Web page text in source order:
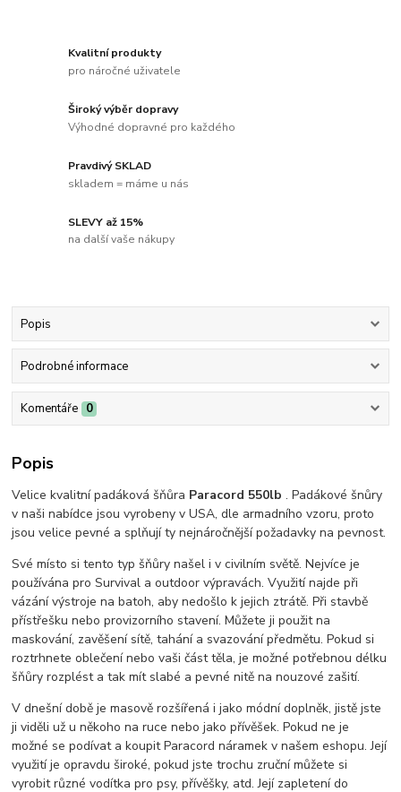
Kvalitní produkty
pro náročné uživatele
Široký výběr dopravy
Výhodné dopravné pro každého
Pravdivý SKLAD
skladem = máme u nás
SLEVY až 15%
na další vaše nákupy
Popis
Podrobné informace
Komentáře 0
Popis
Velice kvalitní padáková šňůra Paracord 550lb. Padákové šnůry
v naši nabídce jsou vyrobeny v USA, dle armadního vzoru, proto
jsou velice pevné a splňují ty nejnáročnější požadavky na pevnost.
Své místo si tento typ šňůry našel i v civilním světě. Nejvíce je
používána pro Survival a outdoor výpravách. Využití najde při
vázání výstroje na batoh, aby nedošlo k jejich ztrátě. Při stavbě
přístřešku nebo provizorního stavení. Můžete ji použit na
maskování, zavěšení sítě, tahání a svazování předmětu. Pokud si
roztrhnete oblečení nebo vaši část těla, je možné potřebnou délku
šňůry rozplést a tak mít slabé a pevné nitě na nouzové zašití.
V dnešní době je masově rozšířená i jako módní doplněk, jistě jste
ji viděli už u někoho na ruce nebo jako přívěšek. Pokud ne je
možné se podívat a koupit Paracord náramek v našem eshopu. Její
využití je opravdu široké, pokud jste trochu zruční můžete si
vyrobit různé vodítka pro psy, přívěšky, atd. Její zapletení do